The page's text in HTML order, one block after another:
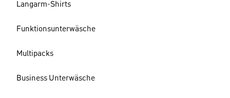
Langarm-Shirts
Funktionsunterwäsche
Multipacks
Business Unterwäsche